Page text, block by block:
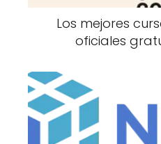
Los mejores
oficiales